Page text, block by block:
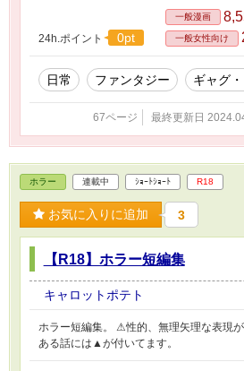
24h.ポイント 0pt
一般漫画
一般女性向け
日常 ファンタジー ギャグ
67ページ 最終更新日
ホラー 連載中 ｼｮｰﾄｼｮｰﾄ R18
お気に入りに追加 3
【R18】ホラー短編集
キャロットポテト
ホラー短編集。 ⚠︎性的、無理矢理な表現
ある話には▲が付いてます。